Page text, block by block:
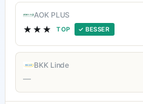
AOK PLUS
★★★ TOP ✓ BESSER
BKK Linde
—